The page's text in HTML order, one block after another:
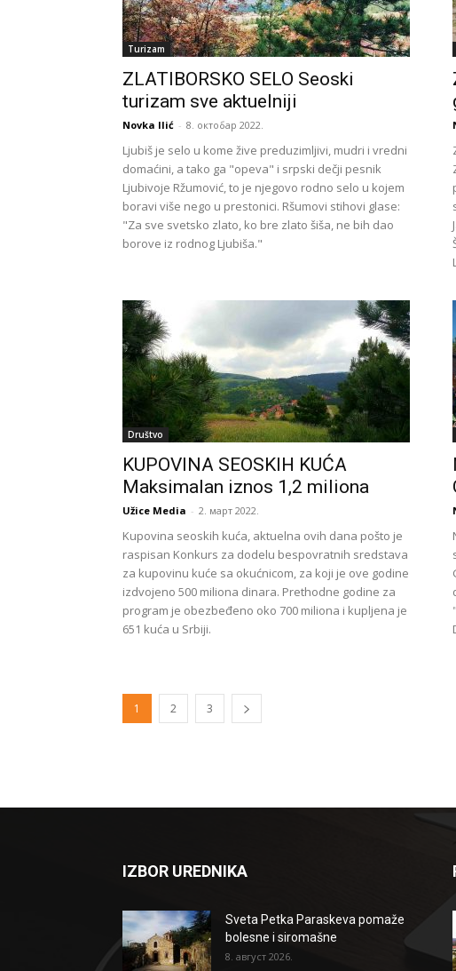
Turizam
ZLATIBORSKO SELO Seoski
turizam sve aktuelniji
Novka Ilić - 8. октобар 2022.
Ljubiš je selo u kome žive preduzimljivi, mudri i vredni
domaćini, a tako ga "opeva" i srpski dečji pesnik
Ljubivoje Ržumović, to je njegovo rodno selo u kojem
boravi više nego u prestonici. Ršumovi stihovi glase:
"Za sve svetsko zlato, ko bre zlato šiša, ne bih dao
borove iz rodnog Ljubiša."
Društvo
KUPOVINA SEOSKIH KUĆA
Maksimalan iznos 1,2 miliona
Užice Media - 2. март 2022.
Kupovina seoskih kuća, aktuelna ovih dana pošto je
raspisan Konkurs za dodelu bespovratnih sredstava
za kupovinu kuće sa okućnicom, za koji je ove godine
izdvojeno 500 miliona dinara. Prethodne godine za
program je obezbeđeno oko 700 miliona i kupljena je
651 kuća u Srbiji.
1 2 3
IZBOR UREDNIKA
Sveta Petka Paraskeva pomaže
bolesne i siromašne
8. август 2026.